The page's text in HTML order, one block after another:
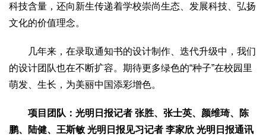
科技含量，还向新生传递着学校崇尚生态、发展科技、弘扬
文化的价值理念。
几年来，在录取通知书的设计制作、迭代升级中，我们
的设计团队也在不断扩容。期待更多绿色的“种子”在校园里
萌发、生长，为美丽中国添彩增色。
项目团队：光明日报记者 张胜、张士英、颜维琦、陈
鹏、陆健、王斯敏 光明日报见习记者 李家欣 光明日报通讯